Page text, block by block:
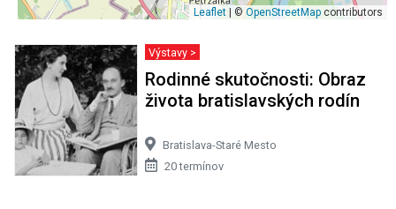
Leaflet | © OpenStreetMap contributors
Výstavy >
Rodinné skutočnosti: Obraz
života bratislavských rodín
Bratislava-Staré Mesto
20 termínov